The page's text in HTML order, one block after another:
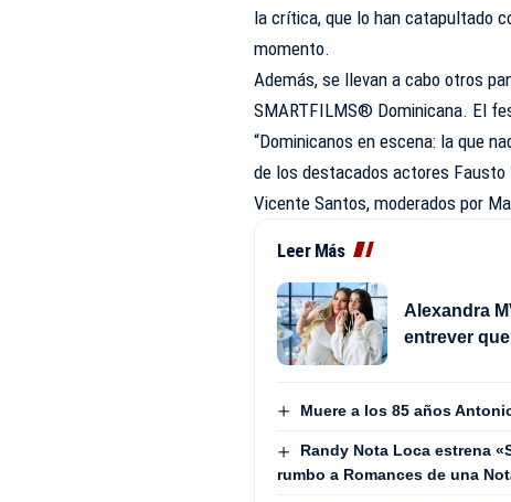
la crítica, que lo han catapultado
momento.
Además, se llevan a cabo otros
SMARTFILMS®️ Dominicana. El
“Dominicanos en escena: la que
de los destacados actores Fausto
Vicente Santos, moderados por
Leer Más
Alexandra
entrever
Muere a los 85 años
Randy Nota Loca estrena
rumbo a Romances de una